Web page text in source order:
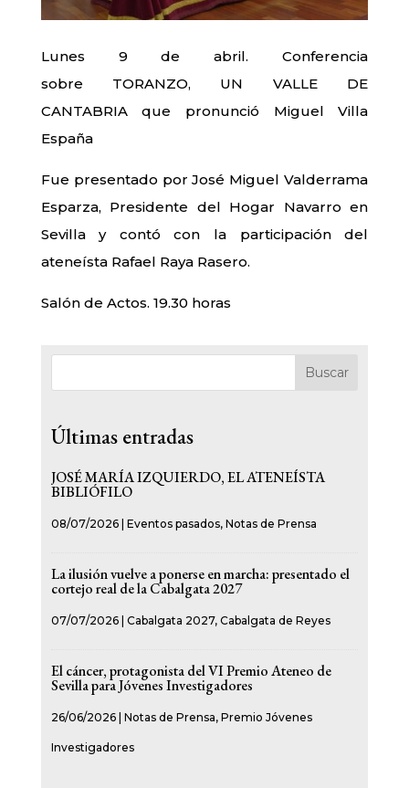
Lunes 9 de abril. Conferencia
sobre TORANZO, UN VALLE DE
CANTABRIA que pronunció Miguel Villa
España
Fue presentado por José Miguel Valderrama
Esparza, Presidente del Hogar Navarro en
Sevilla y contó con la participación del
ateneísta Rafael Raya Rasero.
Salón de Actos. 19.30 horas
Buscar
Últimas entradas
JOSÉ MARÍA IZQUIERDO, EL ATENEÍSTA
BIBLIÓFILO
08/07/2026| Eventos pasados, Notas de Prensa
La ilusión vuelve a ponerse en marcha: presentado el
cortejo real de la Cabalgata 2027
07/07/2026| Cabalgata 2027, Cabalgata de Reyes
El cáncer, protagonista del VI Premio Ateneo de
Sevilla para Jóvenes Investigadores
26/06/2026| Notas de Prensa, Premio Jóvenes
Investigadores